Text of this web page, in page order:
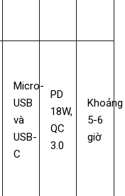
Micro-
USB
và
USB-
C
PD
18W,
QC
3.0
Khoảng
5-6
giờ